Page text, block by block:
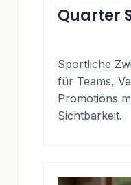
Quarter
Sportliche
für Teams,
Promotions
Sichtbarkeit.